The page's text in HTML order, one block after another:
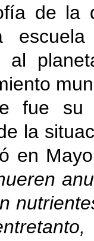
de la
al
fue su
la
en